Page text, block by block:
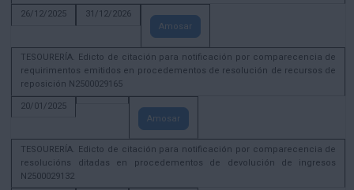
26/12/2025
31/12/2026
Amosar
TESOURERÍA. Edicto de citación para notificación por comparecencia de
requirimentos emitidos en procedementos de resolución de recursos de
reposición N2500029165
20/01/2025
Amosar
TESOURERÍA. Edicto de citación para notificación por comparecencia de
resolucións ditadas en procedementos de devolución de ingresos
N2500029132